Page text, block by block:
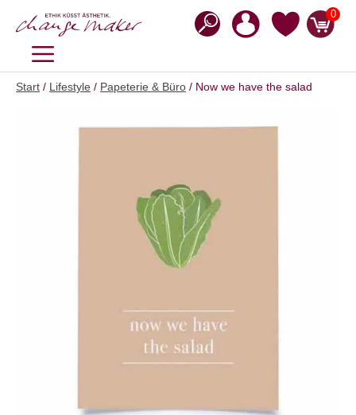
Inhalt
0
MENÜ
Start / Lifestyle / Papeterie & Büro / Now we have the salad